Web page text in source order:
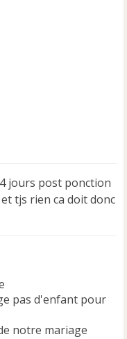
jours post ponction
tjs rien ca doit donc
pas d'enfant pour
notre mariage